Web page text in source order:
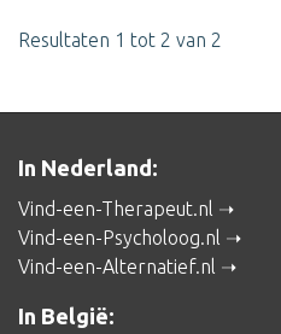
Resultaten 1 tot 2 van 2
In Nederland:
Vind-een-Therapeut.nl
Vind-een-Psycholoog.nl
Vind-een-Alternatief.nl
In België: